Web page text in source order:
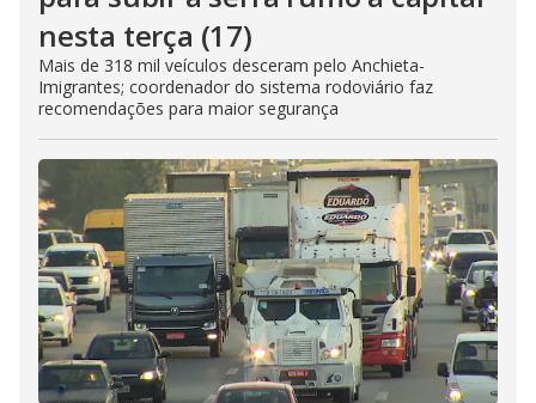
nesta terça (17)
Mais de 318 mil veículos desceram pelo Anchieta-
Imigrantes; coordenador do sistema rodoviário faz
recomendações para maior segurança